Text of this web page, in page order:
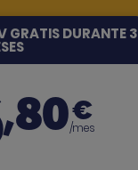
GRATIS DURANTE 3
,80€
/mes